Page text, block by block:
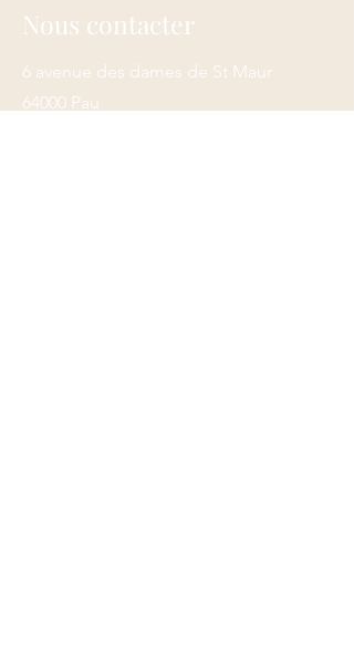
Nous contacter
6 avenue des dames de St Maur
64000 Pau